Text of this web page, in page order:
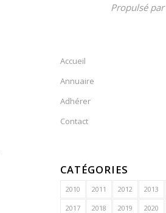
Propulsé par
Accueil
Annuaire
Adhérer
Contact
CATÉGORIES
2010 2011 2012 2013
2017 2018 2019 2020